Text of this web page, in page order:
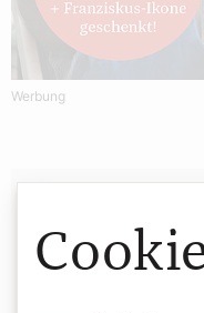
Werbung
Autor: